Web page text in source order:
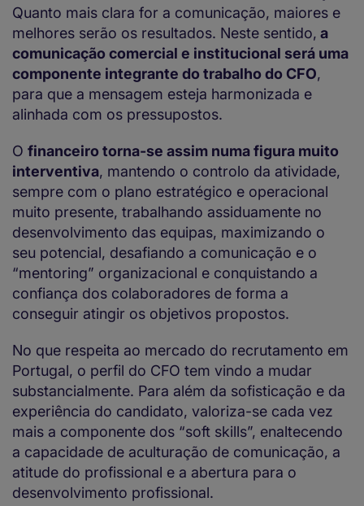
Quanto mais clara for a comunicação, maiores e
melhores serão os resultados. Neste sentido, a
comunicação comercial e institucional será uma
componente integrante do trabalho do CFO,
para que a mensagem esteja harmonizada e
alinhada com os pressupostos.
O financeiro torna-se assim numa figura muito
interventiva, mantendo o controlo da atividade,
sempre com o plano estratégico e operacional
muito presente, trabalhando assiduamente no
desenvolvimento das equipas, maximizando o
seu potencial, desafiando a comunicação e o
“mentoring” organizacional e conquistando a
confiança dos colaboradores de forma a
conseguir atingir os objetivos propostos.
No que respeita ao mercado do recrutamento em
Portugal, o perfil do CFO tem vindo a mudar
substancialmente. Para além da sofisticação e da
experiência do candidato, valoriza-se cada vez
mais a componente dos “soft skills”, enaltecendo
a capacidade de aculturação de comunicação, a
atitude do profissional e a abertura para o
desenvolvimento profissional.